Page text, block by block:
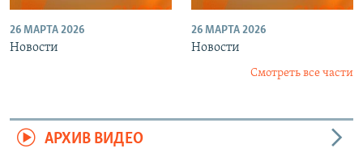
26 МАРТА 2026
Новости
26 МАРТА 2026
Новости
Смотреть все части
АРХИВ ВИДЕО